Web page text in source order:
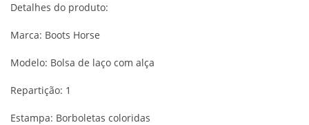
Detalhes do produto:
Marca: Boots Horse
Modelo: Bolsa de laço com alça
Repartição: 1
Estampa: Borboletas coloridas